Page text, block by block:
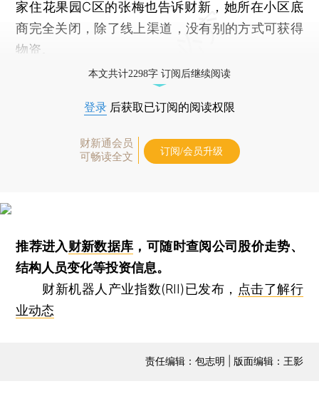
家住花果园C区的张梅也告诉财新，她所在小区底
商完全关闭，除了线上渠道，没有别的方式可获得
物资。
本文共计2298字 订阅后继续阅读
登录 后获取已订阅的阅读权限
财新通会员
可畅读全文
订阅/会员升级
推荐进入财新数据库 ，可随时查阅公司股价走势、
结构人员变化等投资信息。
财新机器人产业指数(RII)已发布， 点击了解行
业动态
责任编辑：包志明 | 版面编辑：王影